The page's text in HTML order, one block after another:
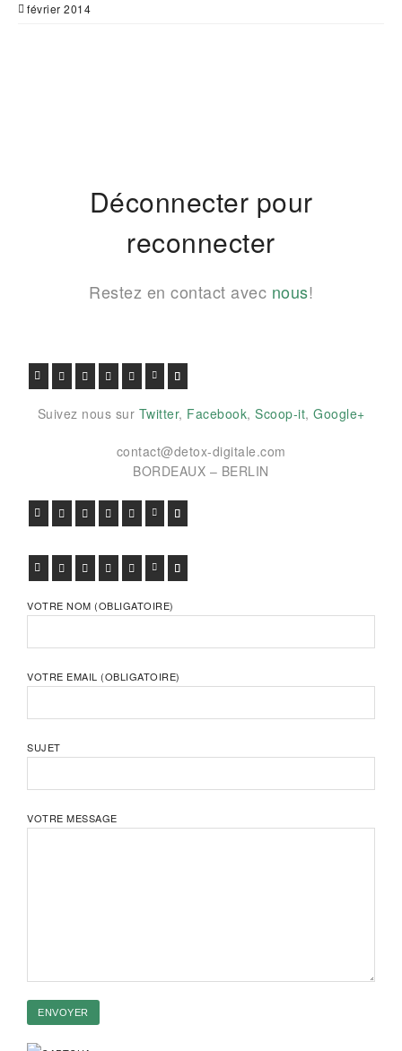
février 2014
Déconnecter pour
reconnecter
Restez en contact avec nous!
FACEBOOK
TWITTERGOOGLE+PINTEREST
VIADEOLINKEDIN
Suivez nous sur Twitter, Facebook, Scoop-it, Google+
contact@detox-digitale.com
BORDEAUX – BERLIN
FACEBOOK
TWITTERGOOGLE+PINTEREST
VIADEOLINKEDIN
FACEBOOK
TWITTERGOOGLE+PINTEREST
VIADEOLINKEDIN
VOTRE NOM (OBLIGATOIRE)
VOTRE EMAIL (OBLIGATOIRE)
SUJET
VOTRE MESSAGE